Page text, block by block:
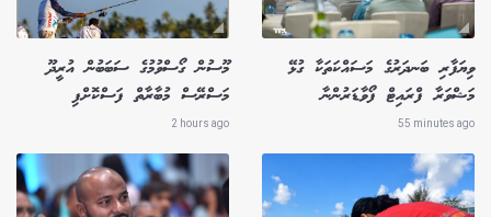
ވިޔަފާރި ބަނދަރުގެ މަސައްކަތަކާ ގުޅޭ
މަޝްވަރާ ފްރައިޓް ފޯވާޑަރުންނާ
55 minutes ago
މޫސުން ގޯސްވުމުގެ ސަބަބުން އުރީދޫ
މަސްރޭސް މުބާރާތް ފަސްކޮށްފި
2 hours ago